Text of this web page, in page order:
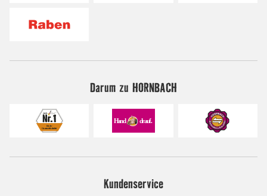
Darum zu HORNBACH
Kundenservice